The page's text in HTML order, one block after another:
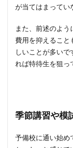
が当てはまってい
また、前述のよ
費用を抑えること
しいことが多い
れば特待生を狙っ
季節講習や模
予備校に通い始め